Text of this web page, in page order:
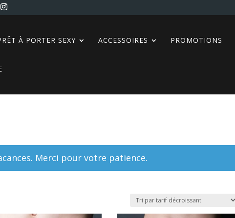
À PORTER SEXY ACCESSOIRES PROMOTIONS
Merci pour votre patience.